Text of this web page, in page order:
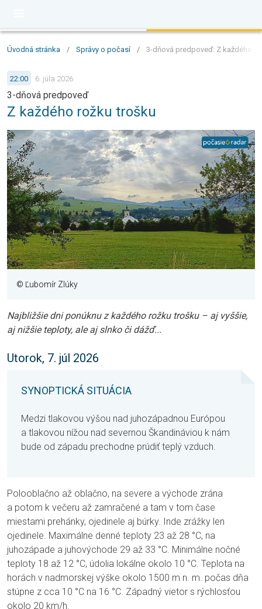
Úvodná stránka / Správy o počasí / 3-dňová predpoveď: Z každého
22:00 6. júla 2026
3-dňová predpoveď
Z každého rožku trošku
© Ľubomír Zlúky
Najbližšie dni ponúknu z každého rožku trošku – aj vyššie,
aj nižšie teploty, ale aj slnko či dážď...
Utorok, 7. júl 2026
SYNOPTICKÁ SITUÁCIA
Medzi tlakovou výšou nad juhozápadnou Európou
a tlakovou nížou nad severnou Škandináviou k nám
bude od západu prechodne prúdiť teplý vzduch.
Polooblačno až oblačno, na severe a východe zrána
a potom k večeru až zamračené a tam v tom čase
miestami prehánky, ojedinele aj búrky. Inde zrážky len
ojedinele. Maximálne denné teploty 23 až 28 °C, na
juhozápade a juhovýchode 29 až 33 °C. Minimálne nočné
teploty 18 až 12 °C, údolia lokálne okolo 10 °C. Teplota na
horách v nadmorskej výške okolo 1500 m n. m. počas dňa
stúpne z cca 10 °C na 16 °C. Západný vietor s rýchlosťou
okolo 20 km/h.